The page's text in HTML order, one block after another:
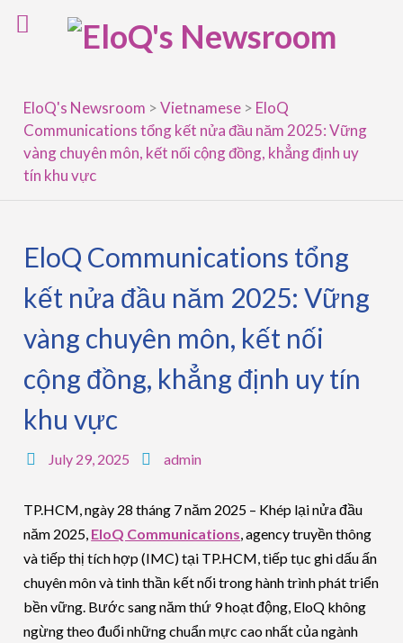
EloQ's Newsroom >Vietnamese > EloQ
Communications tổng kết nửa đầu năm 2025: Vững
vàng chuyên môn, kết nối cộng đồng, khẳng định uy
tín khu vực
EloQ Communications tổng
kết nửa đầu năm 2025: Vững
vàng chuyên môn, kết nối
cộng đồng, khẳng định uy tín
khu vực
July 29, 2025 admin
TP.HCM, ngày 28 tháng 7 năm 2025 – Khép lại nửa đầu
năm 2025, EloQ Communications, agency truyền thông
và tiếp thị tích hợp (IMC) tại TP.HCM, tiếp tục ghi dấu ấn
chuyên môn và tinh thần kết nối trong hành trình phát triển
bền vững. Bước sang năm thứ 9 hoạt động, EloQ không
ngừng theo đuổi những chuẩn mực cao nhất của ngành